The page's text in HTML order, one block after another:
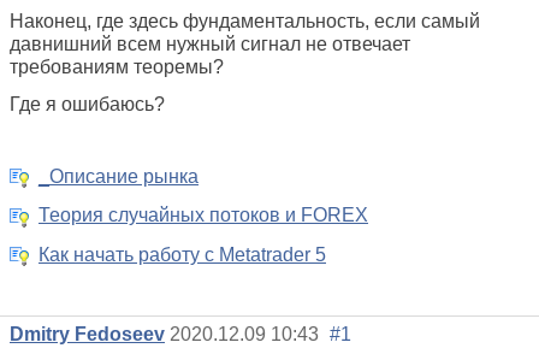
Наконец, где здесь фундаментальность, если самый
давнишний всем нужный сигнал не отвечает
требованиям теоремы?
Где я ошибаюсь?
_Описание рынка
Теория случайных потоков и FOREX
Как начать работу с Metatrader 5
Dmitry Fedoseev 2020.12.09 10:43 #1